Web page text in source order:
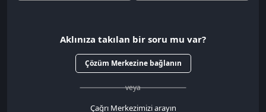
Aklınıza takılan bir soru mu var?
Çözüm Merkezine bağlanın
veya
Çağrı Merkezimizi arayın